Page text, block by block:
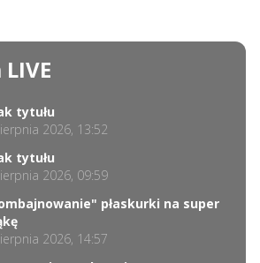
tytułu
2026, 13:52
tytułu
2026, 09:59
płaskurki na super
2026, 14:57